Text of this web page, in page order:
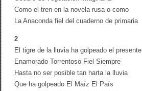
r
e
Como el tren en la novela rusa o como
La Anaconda fiel del cuaderno de primaria
2
El tigre de la lluvia ha golpeado el presente
Enamorado Torrentoso Fiel Siempre
Hasta no ser posible tan harta la lluvia
Que ha golpeado El Maíz El País